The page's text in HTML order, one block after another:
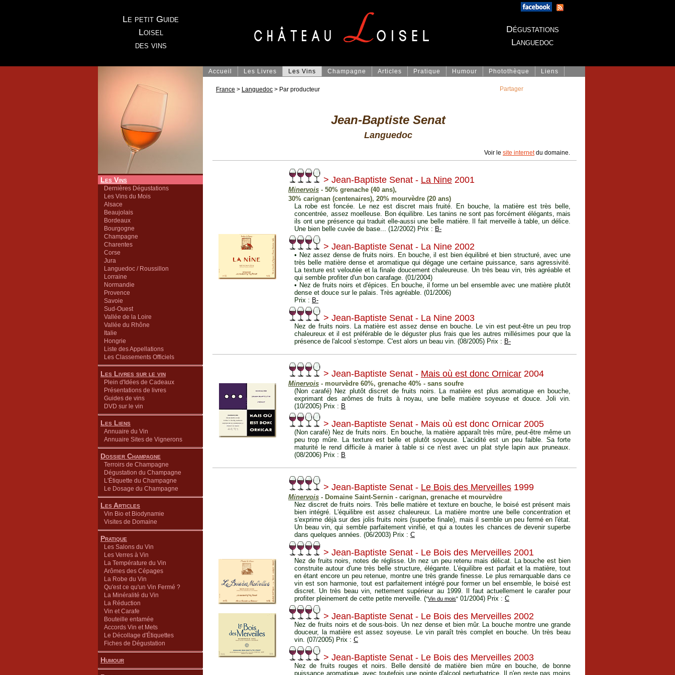
Le petit Guide
Loisel
des vins
Dégustations
Languedoc
Les Vins
Dernières Dégustations
Les Vins du Mois
Alsace
Beaujolais
Bordeaux
Bourgogne
Champagne
Charentes
Corse
Jura
Languedoc / Roussillon
Lorraine
Normandie
Provence
Savoie
Sud-Ouest
Vallée de la Loire
Vallée du Rhône
Italie
Hongrie
Liste des Appellations
Les Classements Officiels
Les Livres sur le vin
Plein d'Idées de Cadeaux
Présentations de livres
Guides de vins
DVD sur le vin
Les Liens
Annuaire du Vin
Annuaire Sites de Vignerons
Dossier Champagne
Terroirs de Champagne
Dégustation du Champagne
L'Étiquette du Champagne
Le Dosage du Champagne
Les Articles
Vin Bio et Biodynamie
Visites de Domaine
Pratique
Les Salons du Vin
Les Verres à Vin
La Température du Vin
Arômes des Cépages
La Robe du Vin
Qu'est ce qu'un Vin Fermé ?
La Minéralité du Vin
La Réduction
Vin et Carafe
Bouteille entamée
Accords Vin et Mets
Le Décollage d'Étiquettes
Fiches de Dégustation
Humour
Accueil Les Livres Les Vins Champagne Articles Pratique Humour Photothèque Liens
France > Languedoc > Par producteur
Jean-Baptiste Senat
Languedoc
Voir le site internetdu domaine.
> Jean-Baptiste Senat - La Nine 2001
Minervois - 50% grenache (40 ans),
30% carignan (centenaires), 20% mourvèdre (20 ans)
La robe est foncée. Le nez est discret mais fruité. En bouche, la matière est très belle,
concentrée, assez moelleuse. Bon équilibre. Les tanins ne sont pas forcément élégants, mais
ils ont une présence qui traduit elle-aussi une belle matière. Il fait merveille à table, un délice.
Une bien belle cuvée de base... (12/2002) Prix : B-
> Jean-Baptiste Senat - La Nine 2002
• Nez assez dense de fruits noirs. En bouche, il est bien équilibré et bien structuré, avec une
très belle matière dense et aromatique qui dégage une certaine puissance, sans agressivité.
La texture est veloutée et la finale doucement chaleureuse. Un très beau vin, très agréable et
qui semble profiter d'un bon carafage. (01/2004)
• Nez de fruits noirs et d'épices. En bouche, il forme un bel ensemble avec une matière plutôt
dense et douce sur le palais. Très agréable. (01/2006)
Prix : B-
> Jean-Baptiste Senat - La Nine 2003
Nez de fruits noirs. La matière est assez dense en bouche. Le vin est peut-être un peu trop
chaleureux et il est préférable de le déguster plus frais que les autres millésimes pour que la
présence de l'alcool s'estompe. C'est alors un beau vin. (08/2005) Prix : B-
> Jean-Baptiste Senat - Mais où est donc Ornicar 2004
Minervois - mourvèdre 60%, grenache 40% - sans soufre
(Non carafé) Nez plutôt discret de fruits noirs. La matière est plus aromatique en bouche,
exprimant des arômes de fruits à noyau, une belle matière soyeuse et douce. Joli vin.
(10/2005) Prix : B
> Jean-Baptiste Senat - Mais où est donc Ornicar 2005
(Non carafé) Nez de fruits noirs. En bouche, la matière apparaît très mûre, peut-être même un
peu trop mûre. La texture est belle et plutôt soyeuse. L'acidité est un peu faible. Sa forte
maturité le rend difficile à marier à table si ce n'est avec un plat style lapin aux pruneaux.
(08/2006) Prix : B
> Jean-Baptiste Senat - Le Bois des Merveilles 1999
Minervois - Domaine Saint-Sernin - carignan, grenache et mourvèdre
Nez discret de fruits noirs. Très belle matière et texture en bouche, le boisé est présent mais
bien intégré. L'équilibre est assez chaleureux. La matière montre une belle concentration et
s'exprime déjà sur des jolis fruits noirs (superbe finale), mais il semble un peu fermé en l'état.
Un beau vin, qui semble parfaitement vinifié, et qui a toutes les chances de devenir superbe
dans quelques années. (06/2003) Prix : C
> Jean-Baptiste Senat - Le Bois des Merveilles 2001
Nez de fruits noirs, notes de réglisse. Un nez un peu retenu mais délicat. La bouche est bien
construite autour d'une très belle structure, élégante. L'équilibre est parfait et la matière, tout
en étant encore un peu retenue, montre une très grande finesse. Le plus remarquable dans ce
vin est son harmonie, tout est parfaitement intégré pour former un bel ensemble, le boisé est
discret. Un très beau vin, nettement supérieur au 1999. Il faut actuellement le carafer pour
profiter pleinement de cette petite merveille. ("Vin du mois" 01/2004) Prix : C
> Jean-Baptiste Senat - Le Bois des Merveilles 2002
Nez de fruits noirs et de sous-bois. Un nez dense et bien mûr. La bouche montre une grande
douceur, la matière est assez soyeuse. Le vin paraît très complet en bouche. Un très beau
vin. (07/2005) Prix : C
> Jean-Baptiste Senat - Le Bois des Merveilles 2003
Nez de fruits rouges et noirs. Belle densité de matière bien mûre en bouche, de bonne
puissance aromatique, avec toutefois une pointe d'alcool perturbatrice. Il n'en reste pas moins
Partager